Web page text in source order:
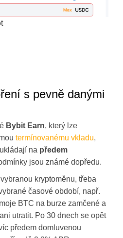
s pevně danými
Bybit Earn, který lze
termínovanému vkladu,
na předem
jsou známé dopředu.
kryptoměnu, třeba
časové období, např.
BTC na burze zamčené a
utratit. Po 30 dnech se opět
předem domluvenou